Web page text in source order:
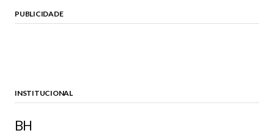
PUBLICIDADE
INSTITUCIONAL
BH